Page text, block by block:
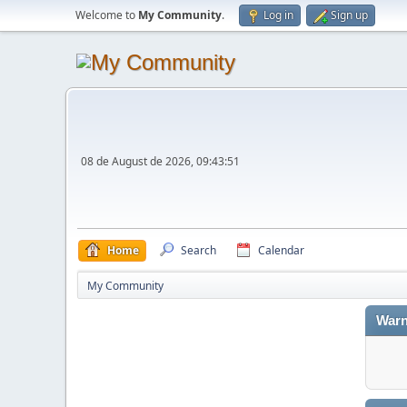
Welcome to My Community. Log in Sign up
08 de August de 2026, 09:43:51
Home Search Calendar
My Community